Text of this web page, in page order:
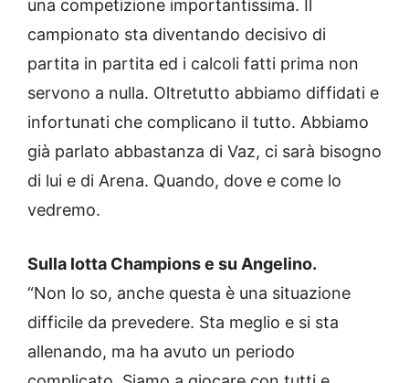
una competizione importantissima. Il
campionato sta diventando decisivo di
partita in partita ed i calcoli fatti prima non
servono a nulla. Oltretutto abbiamo diffidati e
infortunati che complicano il tutto. Abbiamo
già parlato abbastanza di Vaz, ci sarà bisogno
di lui e di Arena. Quando, dove e come lo
vedremo.
Sulla lotta Champions e su Angelino.
“Non lo so, anche questa è una situazione
difficile da prevedere. Sta meglio e si sta
allenando, ma ha avuto un periodo